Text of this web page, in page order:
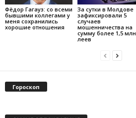
Фёдор Гагауз: со всеми
бывшими коллегами у
меня сохранились
хорошие отношения
За сутки в Молдове
зафиксировали 5
случаев
мошенничества на
сумму более 1,5 млн
леев
Гороскоп